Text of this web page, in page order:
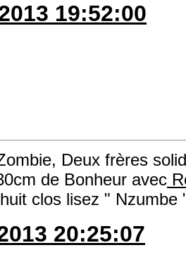
19:52:00
Deux frères
de Bonheur avec
clos lisez " Nzumbe
20:25:07